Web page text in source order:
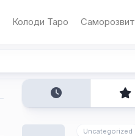
Колоди Таро
Uncategorized